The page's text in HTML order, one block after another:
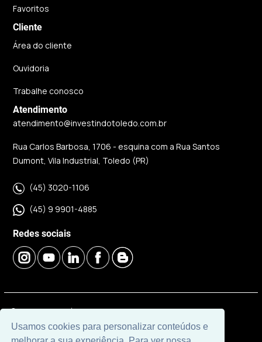
Usamos cookies para personalizar conteúdos e
Favoritos
Cliente
Área do cliente
Ouvidoria
Trabalhe conosco
Atendimento
atendimento@investindotoledo.com.br
Rua Carlos Barbosa, 1706 - esquina com a Rua Santos
Dumont, Vila Industrial, Toledo (PR)
(45) 3020-1106
(45) 9 9901-4885
Redes sociais
© 2026 | Imobiliária Investindo Toledo | CRECI J06120 |
Desenvolvido por Universal Software.